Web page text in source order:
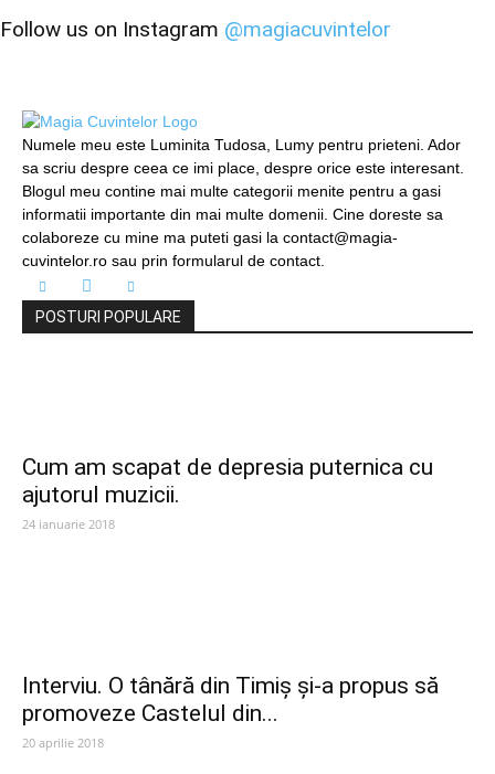
Follow us on Instagram @magiacuvintelor
Numele meu este Luminita Tudosa, Lumy pentru prieteni. Ador
sa scriu despre ceea ce imi place, despre orice este interesant.
Blogul meu contine mai multe categorii menite pentru a gasi
informatii importante din mai multe domenii. Cine doreste sa
colaboreze cu mine ma puteti gasi la contact@magia-
cuvintelor.ro sau prin formularul de contact.
POSTURI POPULARE
Cum am scapat de depresia puternica cu
ajutorul muzicii.
24 ianuarie 2018
Interviu. O tânără din Timiș și-a propus să
promoveze Castelul din...
20 aprilie 2018